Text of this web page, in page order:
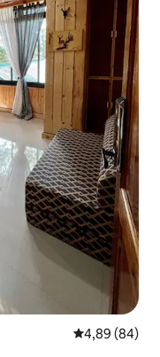
4,89 de uma
4,89 (84)